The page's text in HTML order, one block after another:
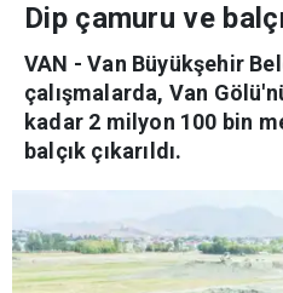
Dip çamuru ve
VAN - Van Büyükşehir
çalışmalarda, Van
kadar 2 milyon 100 bin
balçık çıkarıldı.